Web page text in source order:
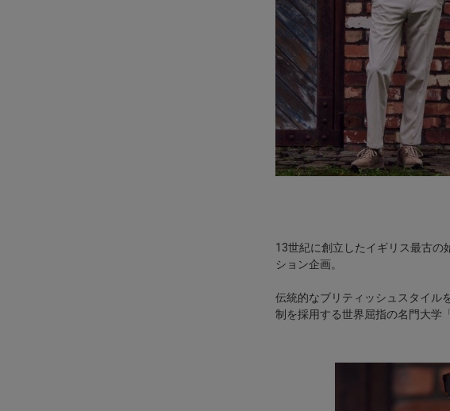
13世紀に創立したイギリス最古の
ション企画。
伝統的なブリティッシュスタイル
制を採用する世界屈指の名門大学